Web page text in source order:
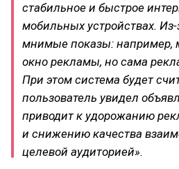
стабильное и быстрое
мобильных устройствах.
мнимые показы: например,
окно рекламы, но сама
При этом система будет
пользователь увидел
приводит к удорожанию
и снижению качества
целевой аудиторией».